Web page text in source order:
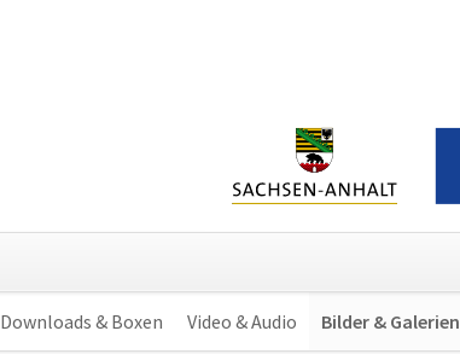
Downloads & Boxen Video & Audio Bilder & Galerien